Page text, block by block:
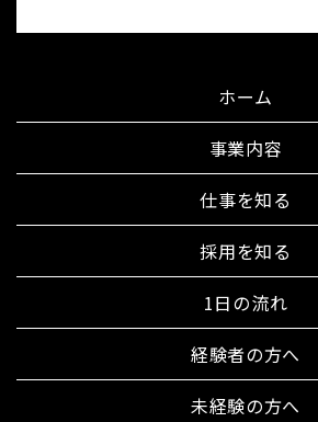
ホーム
事業内容
仕事を知る
採用を知る
1日の流れ
経験者の方へ
未経験の方へ